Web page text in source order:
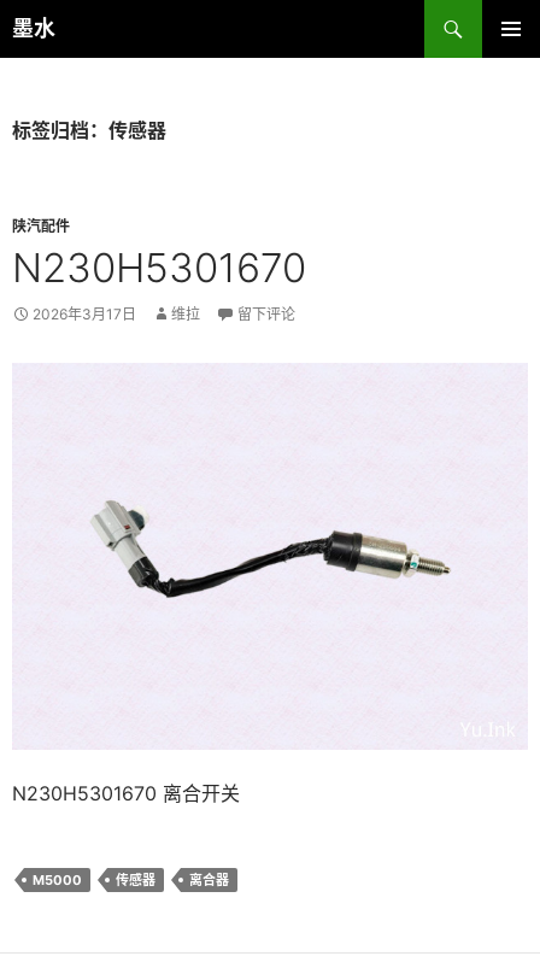
跳
至
墨水
搜
索
标签归档：传感器
陕汽配件
N230H5301670
2026年3月17日 维拉 留下评论
N230H5301670 离合开关
M5000 传感器 离合器